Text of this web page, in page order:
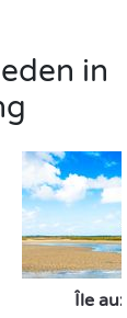
in
Île